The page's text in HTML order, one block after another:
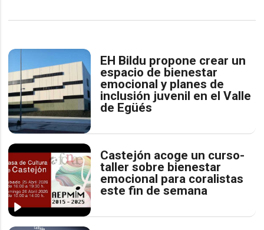
EH Bildu propone crear un
espacio de bienestar
emocional y planes de
inclusión juvenil en el Valle
de Egüés
Castejón acoge un curso-
taller sobre bienestar
emocional para coralistas
este fin de semana